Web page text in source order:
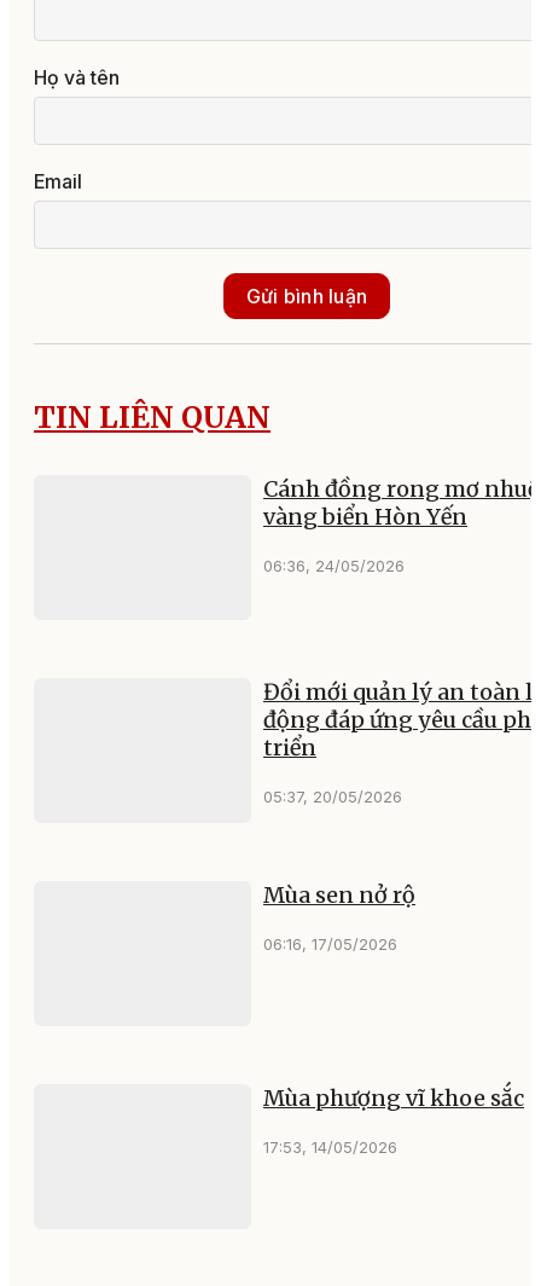
Họ và tên
Email
Gửi bình luận
TIN LIÊN QUAN
Cánh đồng rong mơ
vàng biển Hòn Yến
06:36, 24/05/2026
Đổi mới quản lý an toàn
động đáp ứng yêu cầu
triển
05:37, 20/05/2026
Mùa sen nở rộ
06:16, 17/05/2026
Mùa phượng vĩ khoe sắc
17:53, 14/05/2026